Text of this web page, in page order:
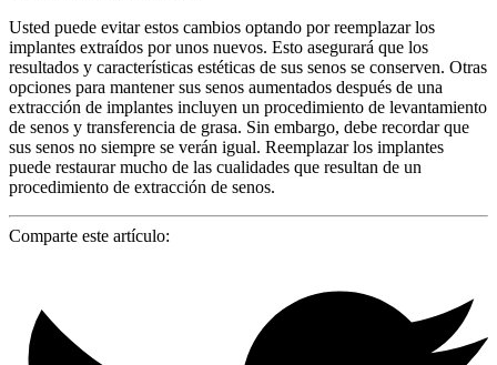
Usted puede evitar estos cambios optando por reemplazar los
implantes extraídos por unos nuevos. Esto asegurará que los
resultados y características estéticas de sus senos se conserven. Otras
opciones para mantener sus senos aumentados después de una
extracción de implantes incluyen un procedimiento de levantamiento
de senos y transferencia de grasa. Sin embargo, debe recordar que
sus senos no siempre se verán igual. Reemplazar los implantes
puede restaurar mucho de las cualidades que resultan de un
procedimiento de extracción de senos.
Comparte este artículo: